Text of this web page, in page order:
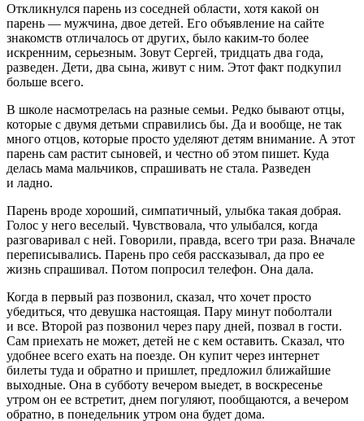
Откликнулся парень из соседней области, хотя какой он
парень — мужчина, двое детей. Его объявление на сайте
знакомств отличалось от других, было каким-то более
искренним, серьезным. Зовут Сергей, тридцать два года,
разведен. Дети, два сына, живут с ним. Этот факт подкупил
больше всего.
В школе насмотрелась на разные семьи. Редко бывают отцы,
которые с двумя детьми справились бы. Да и вообще, не так
много отцов, которые просто уделяют детям внимание. А этот
парень сам растит сыновей, и честно об этом пишет. Куда
делась мама мальчиков, спрашивать не стала. Разведен
и ладно.
Парень вроде хороший, симпатичный, улыбка такая добрая.
Голос у него веселый. Чувствовала, что улыбался, когда
разговаривал с ней. Говорили, правда, всего три раза. Вначале
переписывались. Парень про себя рассказывал, да про ее
жизнь спрашивал. Потом попросил телефон. Она дала.
Когда в первый раз позвонил, сказал, что хочет просто
убедиться, что девушка настоящая. Пару минут поболтали
и все. Второй раз позвонил через пару дней, позвал в гости.
Сам приехать не может, детей не с кем оставить. Сказал, что
удобнее всего ехать на поезде. Он купит через интернет
билеты туда и обратно и пришлет, предложил ближайшие
выходные. Она в субботу вечером выедет, в воскресенье
утром он ее встретит, днем погуляют, пообщаются, а вечером
обратно, в понедельник утром она будет дома.